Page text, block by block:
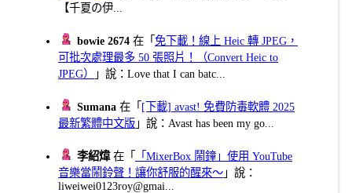
【千夏の伊...
bowie 2674 在「免下載！線上 Heic 轉 JPEG，
可批次處理最多 50 張照片！（Convert Heic to
JPEG）
」說：Love that I can batc...
Sumana 在「 [下載] avast! 免費防毒軟體 2025
最新繁體中文版 」說：Avast has been my go...
李紹煒在「
「MixerBox 鬧鐘」使用 YouTube
音樂當鬧鈴聲！讓你舒服的醒來～ 」說：
liweiwei0123roy@gmai...